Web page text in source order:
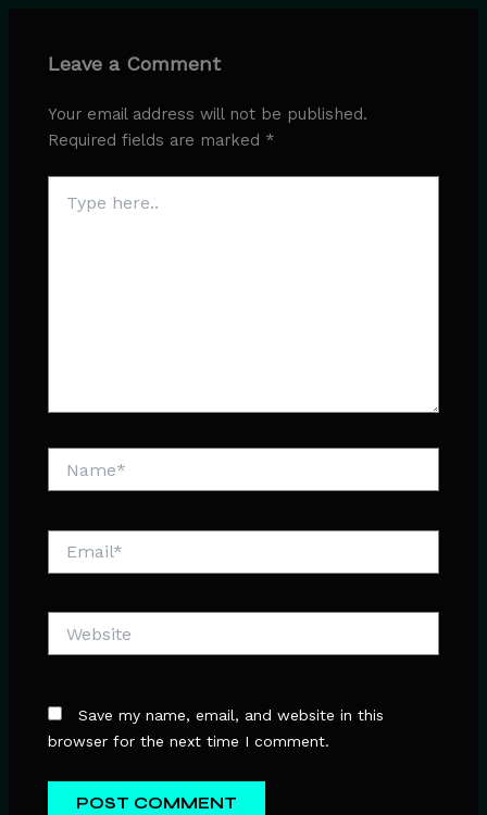
Leave a Comment
Your email address will not be published.
Required fields are marked *
here..
Save my name, email, and website in this
browser for the next time I comment.